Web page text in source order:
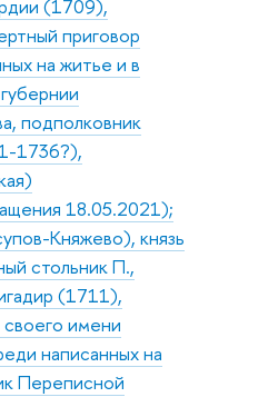
(1709),
приговор
на житье и в
подполковник
1736?),
18.05.2021);
Княжево), князь
стольник П.,
(1711),
имени
написанных на
Переписной